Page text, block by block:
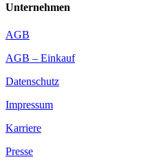
Unternehmen
AGB
AGB – Einkauf
Datenschutz
Impressum
Karriere
Presse